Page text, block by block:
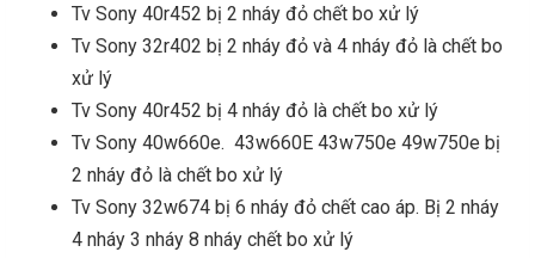
Tv Sony 40r452 bị 2 nháy đỏ chết bo xử lý
Tv Sony 32r402 bị 2 nháy đỏ và 4 nháy đỏ là chết bo
xử lý
Tv Sony 40r452 bị 4 nháy đỏ là chết bo xử lý
Tv Sony 40w660e. 43w660E 43w750e 49w750e bị
2 nháy đỏ là chết bo xử lý
Tv Sony 32w674 bị 6 nháy đỏ chết cao áp. Bị 2 nháy
4 nháy 3 nháy 8 nháy chết bo xử lý